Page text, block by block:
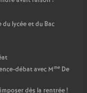
lycée et du Bac
débat avec Mme De
dès la rentrée!